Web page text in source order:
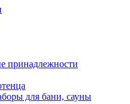
принадлежности
для бани, сауны